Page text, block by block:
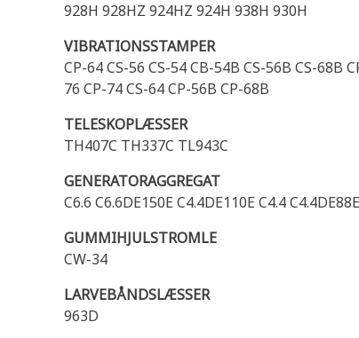
928H 928HZ 924HZ 924H 938H 930H
VIBRATIONSSTAMPER
CP-64 CS-56 CS-54 CB-54B CS-56B CS-68B
76 CP-74 CS-64 CP-56B CP-68B
TELESKOPLÆSSER
TH407C TH337C TL943C
GENERATORAGGREGAT
C6.6 C6.6DE150E C4.4DE110E C4.4
GUMMIHJULSTROMLE
CW-34
LARVEBÅNDSLÆSSER
963D